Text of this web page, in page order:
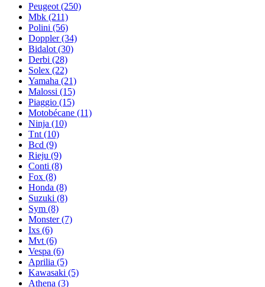
Peugeot (250)
Mbk (211)
Polini (56)
Doppler(34)
Bidalot (30)
Derbi (28)
Solex (22)
Yamaha (21)
Malossi (15)
Piaggio (15)
Motobécane (11)
Ninja (10)
Tnt (10)
Bcd (9)
Rieju (9)
Conti (8)
Fox (8)
Honda (8)
Suzuki (8)
Sym (8)
Monster(7)
Ixs (6)
Mvt (6)
Vespa (6)
Aprilia (5)
Kawasaki (5)
Athena (3)